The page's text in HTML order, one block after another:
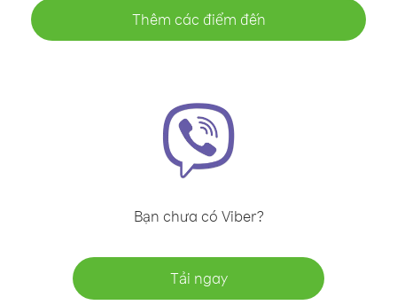
Thêm các điểm đến
Bạn chưa có Viber?
Tải ngay